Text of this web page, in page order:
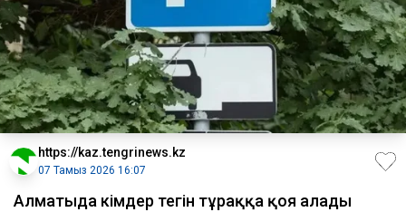
https://kaz.tengrinews.kz
07 Тамыз 2026 16:07
Алматыда кімдер тегін тұраққа қоя алады